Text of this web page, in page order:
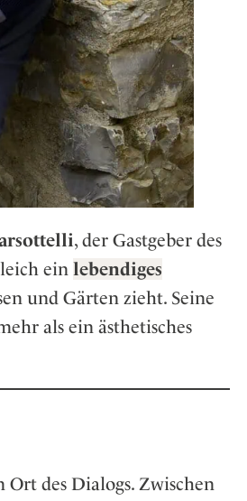
, der Gastgeber des
ein lebendiges
und Gärten zieht. Seine
als ein ästhetisches
Ort des Dialogs. Zwischen